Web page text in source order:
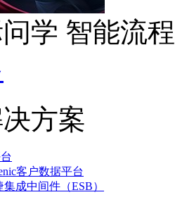
学 智能流
方案
客户数据平台
成中间件（ESB）